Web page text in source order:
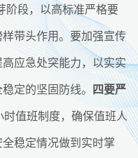
阶段，以高标准严格要
带头作用。要加强宣传
应急处突能力，以实实
定的坚固防线。 四要严
时值班制度，确保值班人
稳定情况做到实时掌